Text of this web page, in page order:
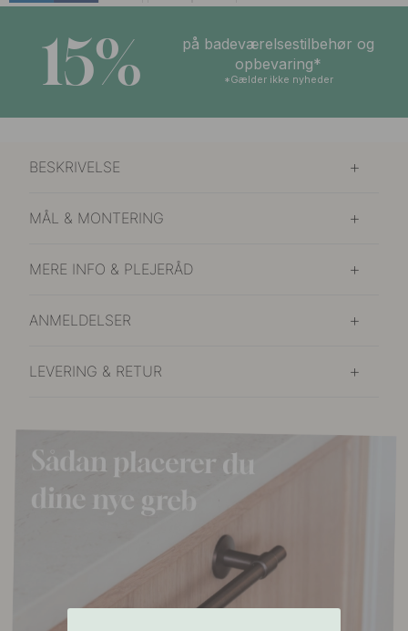
15%
på badeværelsestilbehør og
opbevaring*
*Gælder ikke nyheder
BESKRIVELSE
MÅL & MONTERING
MERE INFO & PLEJERÅD
ANMELDELSER
LEVERING & RETUR